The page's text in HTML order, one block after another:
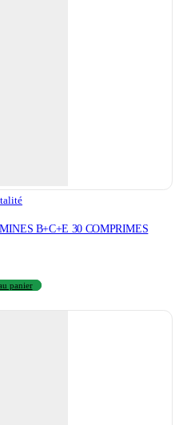
B+C+E 30 COMPRIMES
panier